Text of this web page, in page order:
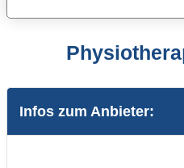
Infos zum Anbieter: